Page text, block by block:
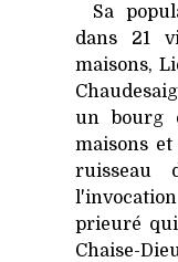
Sa
dans 21
maisons,
un bourg
maisons
ruisseau
prieuré
Chaise-